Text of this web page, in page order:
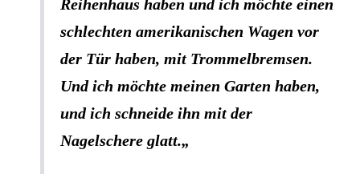
Reihenhaus haben und ich möchte einen
schlechten amerikanischen Wagen vor
der Tür haben, mit Trommelbremsen.
Und ich möchte meinen Garten haben,
und ich schneide ihn mit der
Nagelschere glatt.„